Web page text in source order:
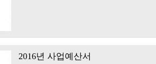
2016년 사업예산서